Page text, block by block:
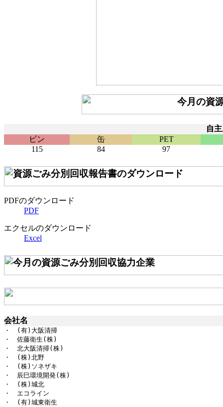
自
ビン
缶
PET
115
84 97
PDFのダウンロード
PDF
エクセルのダウンロード
Excel
会社名
・　(有)大阪清掃
・　佐藤衛生(株)
・　北大阪清掃(株)
・　(株)北野
・　(株)ソネザキ
・　辰巳環境開発(株)
・　(株)城北
・　エコライン
・　(有)城東衛生